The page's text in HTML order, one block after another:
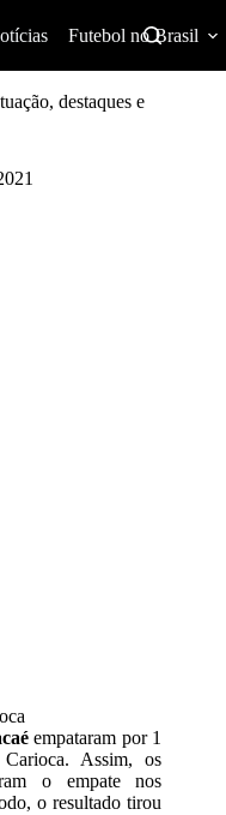
Futebol no Brasil
destaques e
empataram por 1
. Assim, os
o empate nos
o resultado tirou